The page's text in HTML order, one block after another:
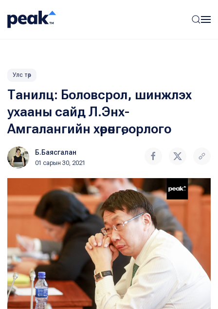
Улс төр
Танилц: Боловсрол, шинжлэх
ухааны сайд Л.Энх-
Амгалангийн хөрөнгө, орлого
Б.Баясгалан
01 сарын 30, 2021